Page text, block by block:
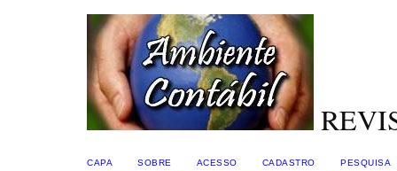
CAPA SOBRE ACESSO CADASTRO PESQUISA